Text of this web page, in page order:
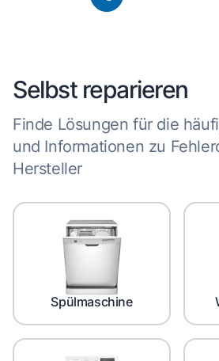
Selbst reparieren
Finde Lösungen für die
und Informationen zu
Hersteller
Spülmaschine